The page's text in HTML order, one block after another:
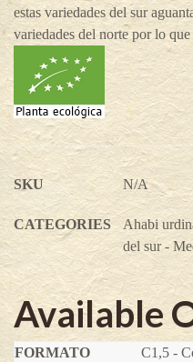
estas variedades del sur
variedades del norte por lo que
SKU N/A
CATEGORIES Ahabi
del sur -
Available
C1,5 -